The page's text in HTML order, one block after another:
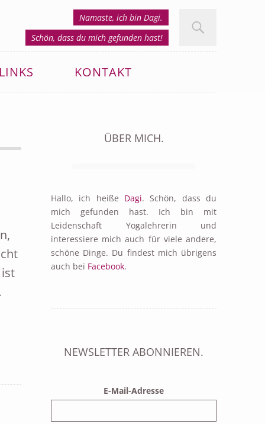
Namaste, ich bin Dagi.
Schön, dass du mich gefunden hast!
LINKS KONTAKT
ÜBER MICH.
Hallo, ich heiße Dagi. Schön, dass du
mich gefunden hast. Ich bin mit
Leidenschaft Yogalehrerin und
interessiere mich auch für viele andere,
schöne Dinge. Du findest mich übrigens
auch bei Facebook.
NEWSLETTER ABONNIEREN.
E-Mail-Adresse